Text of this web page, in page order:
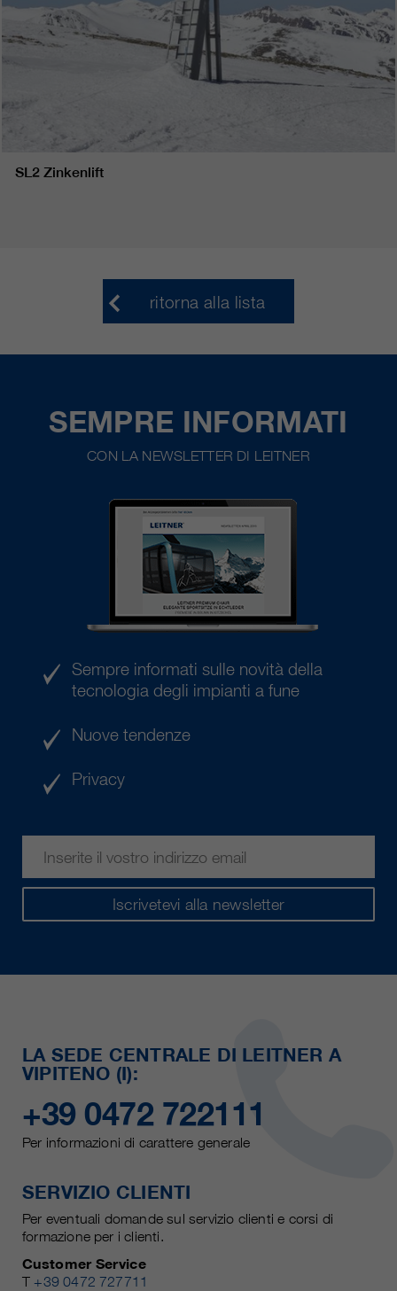
SL2 Zinkenlift
ritorna alla lista
SEMPRE INFORMATI
CON LA NEWSLETTER DI LEITNER
Iscrivetevi alla newsletter
Sempre informati sulle novità della
tecnologia degli impianti a fune
Nuove tendenze
Privacy
LA SEDE CENTRALE DI LEITNER A
VIPITENO (I):
+39 0472 722111
Per informazioni di carattere generale
SERVIZIO CLIENTI
Per eventuali domande sul servizio clienti e corsi di
formazione per i clienti.
Customer Service
T +39 0472 727711